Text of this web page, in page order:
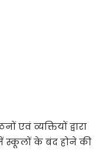
एवं व्यक्तियों द्वारा
स्कूलों के बंद होने की